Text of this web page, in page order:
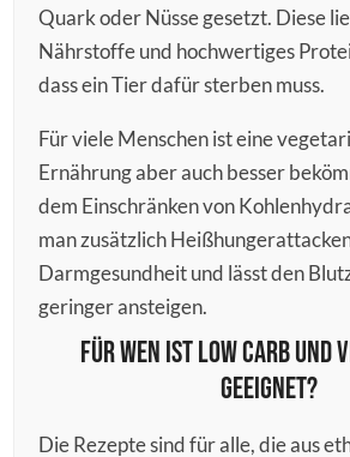
Quark oder Nüsse gesetzt. Diese
Nährstoffe und hochwertiges
dass ein Tier dafür sterben muss.
Für viele Menschen ist eine
Ernährung aber auch besser
dem Einschränken von
man zusätzlich
Darmgesundheit und lässt den
geringer ansteigen.
Für wen ist Low Carb und
geeignet?
Die Rezepte sind für alle, die aus